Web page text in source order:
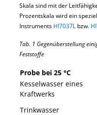
Skala sind mit der
Prozentskala wird ein
Instruments HI7037L bzw.
Tab. 1 Gegenüberstellung
Feststoffe
Probe bei 25 °C
Kesselwasser eines
Kraftwerks
Trinkwasser